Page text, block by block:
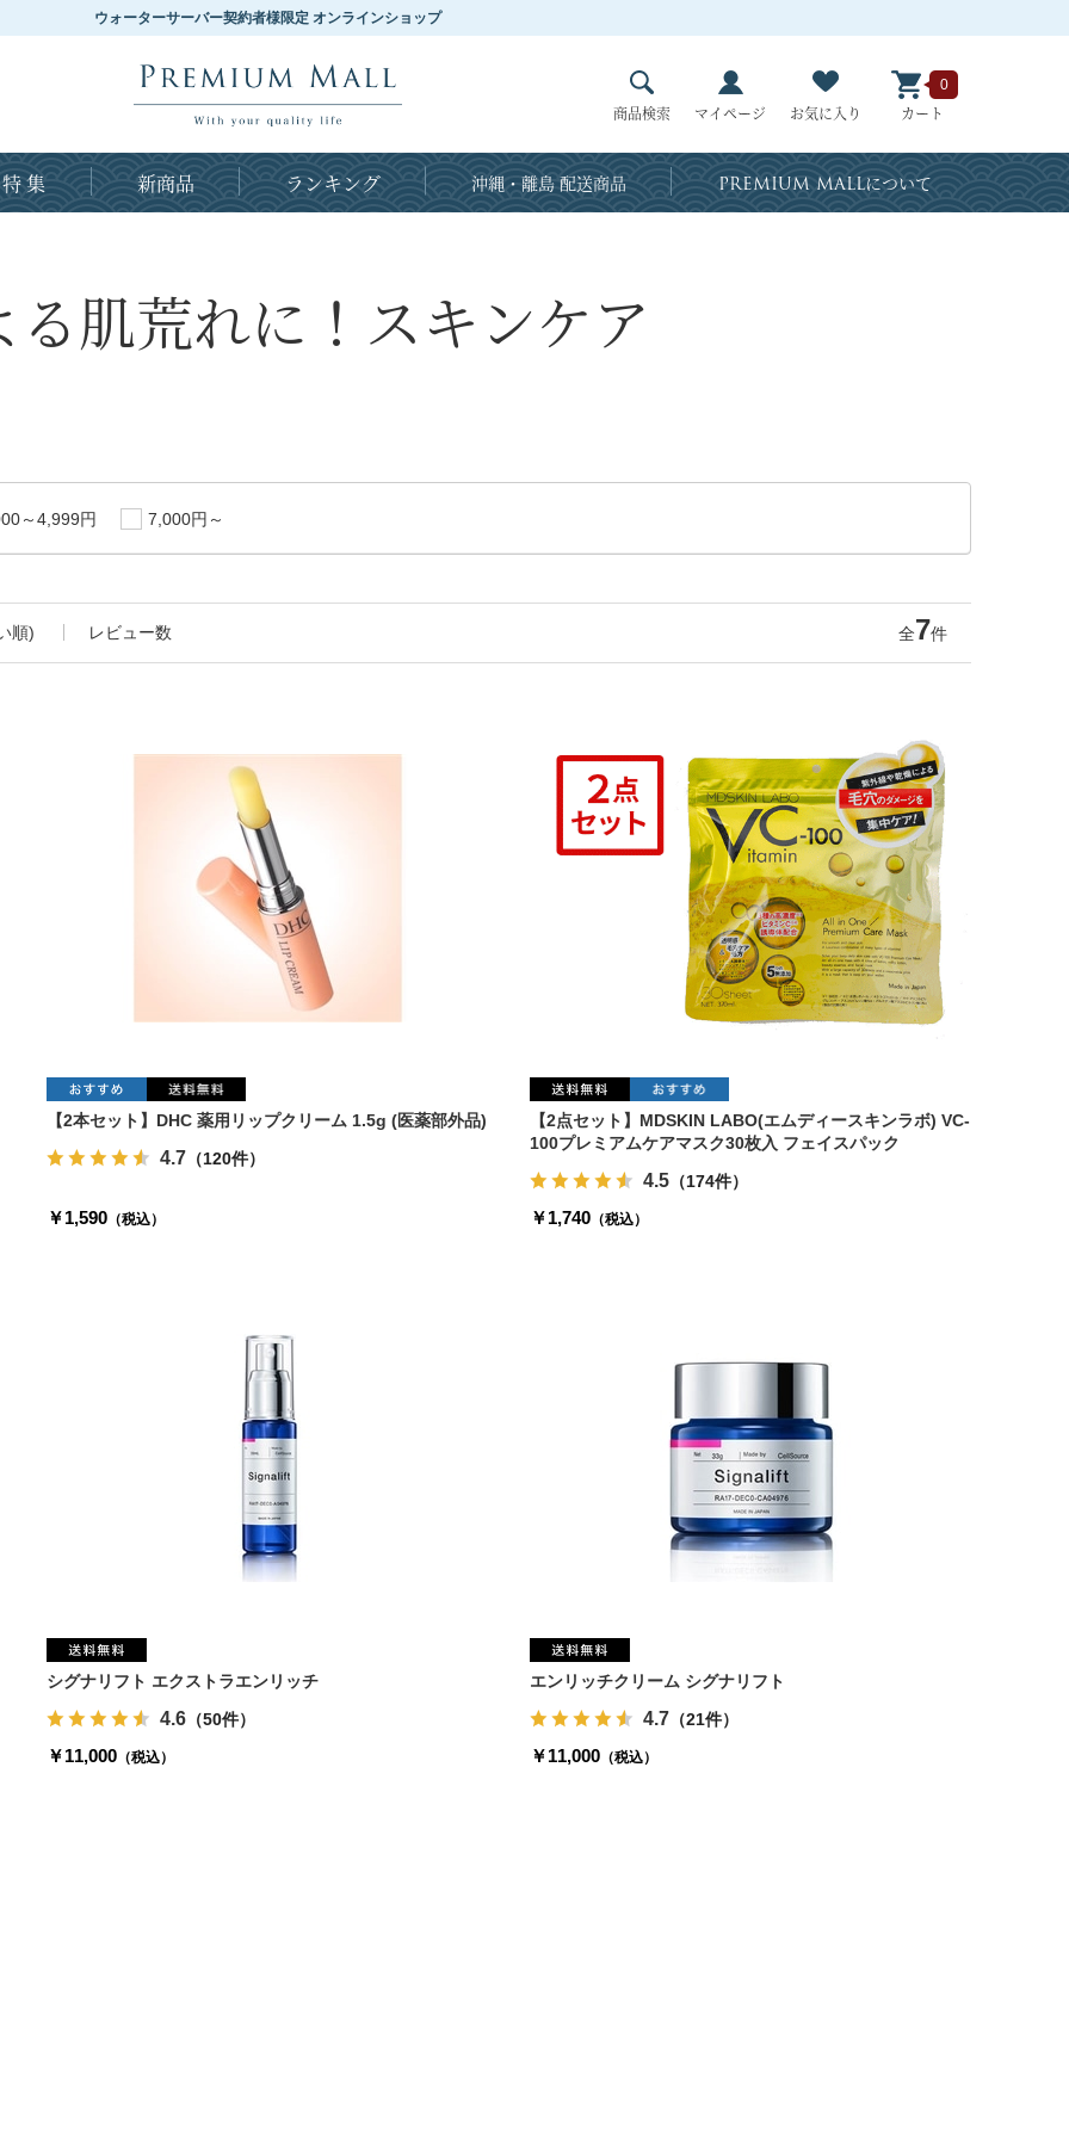
ウォーターサーバー契約者様限定 オンラインショップ
商品検索 マイページ お気に入り カート
0
特 集 新商品 ランキング 沖縄・離島 配送商品 PREMIUM MALLについて
肌荒れに！スキンケア
～4,999円 7,000円～
順) レビュー数 全7件
【2本セット】DHC 薬用リップクリーム 1.5g (医薬部外品)
4.7 （120件）
￥1,590 （税込）
【2点セット】MDSKIN LABO(エムディースキンラボ) VC-
100プレミアムケアマスク30枚入 フェイスパック
4.5 （174件）
￥1,740 （税込）
シグナリフト エクストラエンリッチ
4.6 （50件）
￥11,000 （税込）
エンリッチクリーム シグナリフト
4.7 （21件）
￥11,000 （税込）